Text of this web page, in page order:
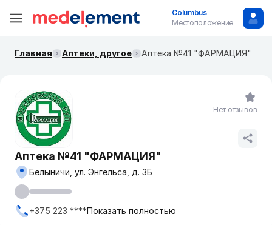
Columbus
Местоположение
Главная Аптеки, другое Аптека №41 "ФАРМАЦИЯ"
Аптека №41 "ФАРМАЦИЯ"
Белыничи, ул. Энгельса, д. 3Б
+375 223 ****Показать полностью
Нет отзывов